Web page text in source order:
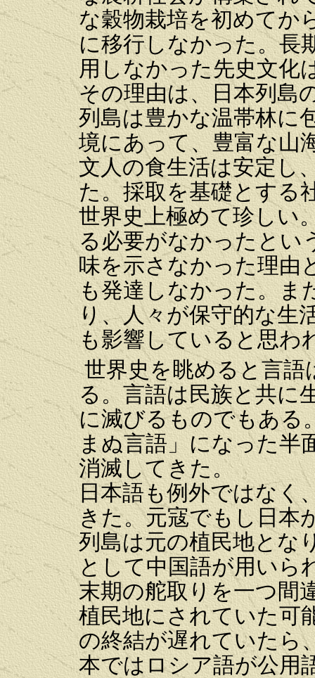
な穀物栽培を初めてか
に移行しなかった。長
用しなかった先史文化
その理由は、日本列島
列島は豊かな温帯林に
境にあって、豊富な山
文人の食生活は安定し
た。採取を基礎とする
世界史上極めて珍しい
る必要がなかったとい
味を示さなかった理由
も発達しなかった。ま
り、人々が保守的な生
も影響していると思わ
世界史を眺めると言語
る。言語は民族と共に
に滅びるものでもある
まぬ言語」になった半
消滅してきた。
日本語も例外ではなく
きた。元寇でもし日本
列島は元の植民地とな
として中国語が用いら
末期の舵取りを一つ間
植民地にされていた可
の終結が遅れていたら
本ではロシア語が公用